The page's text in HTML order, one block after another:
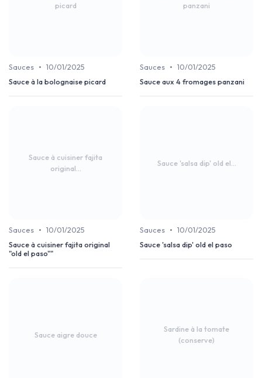
picard
Sauces • 10/01/2025
Sauce à la bolognaise picard
panzani
Sauces • 10/01/2025
Sauce aux 4 fromages panzani
Sauce à cuisiner fajita
original...
Sauces • 10/01/2025
Sauce à cuisiner fajita original
"old el paso""
Sauce 'salsa dip' old el...
Sauces • 10/01/2025
Sauce 'salsa dip' old el paso
Sauce aigre douce
Sardine à la tomate
(conserve)